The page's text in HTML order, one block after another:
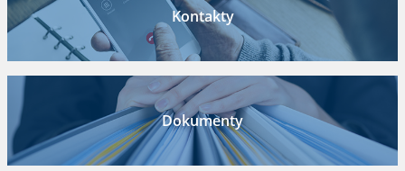
Kontakty
Dokumenty